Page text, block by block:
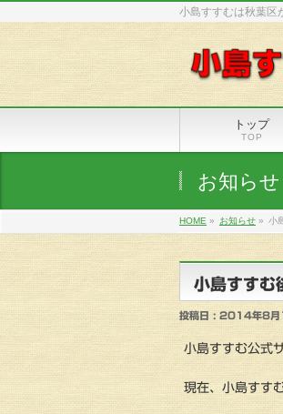
小島すすむは秋葉区
トップ
TOP
お知らせ
HOME » お知らせ » 小
小島すすむ
投稿日 : 2014年8月
小島すすむ公式
現在、小島すす